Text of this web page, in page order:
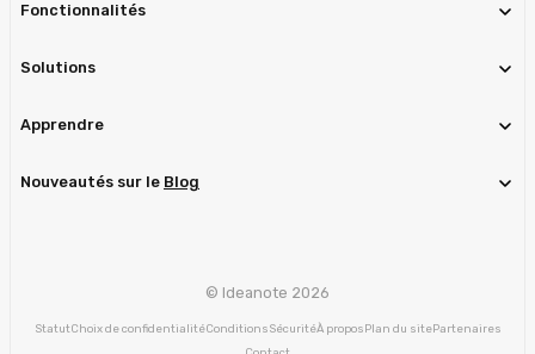
Fonctionnalités
Solutions
Apprendre
Nouveautés sur le Blog
© Ideanote 2026
StatutChoix de confidentialitéConditionsSécuritéÀ proposPlan du sitePartenaires